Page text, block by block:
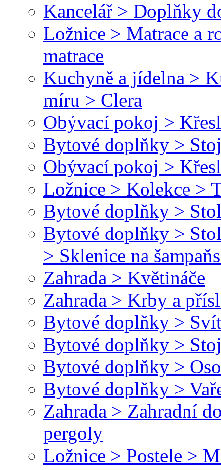
Kancelář > Doplňky
Ložnice > Matrace a
matrace
Kuchyně a jídelna >
míru > Clera
Obývací pokoj >
Bytové doplňky >
Obývací pokoj >
Ložnice > Kolekce >
Bytové doplňky >
Bytové doplňky >
> Sklenice na
Zahrada > Květináče
Zahrada > Krby a
Bytové doplňky >
Bytové doplňky >
Bytové doplňky >
Bytové doplňky >
Zahrada > Zahradní
pergoly
Ložnice > Postele >